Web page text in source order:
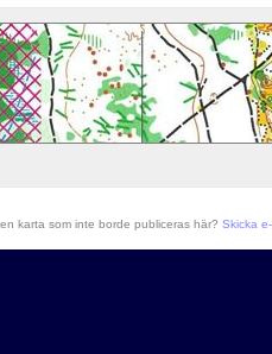
karta som inte borde publiceras här? Skicka